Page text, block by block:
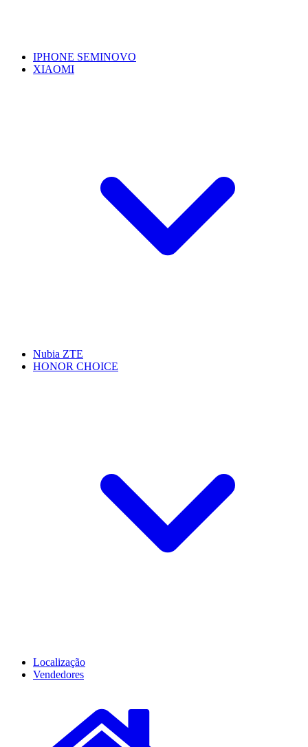
IPHONE SEMINOVO
XIAOMI
Nubia ZTE
HONOR CHOICE
Localização
Vendedores